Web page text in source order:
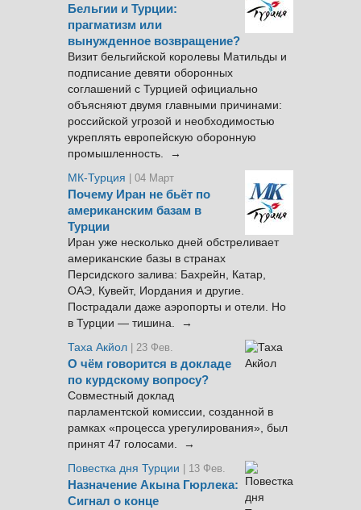
Бельгии и Турции:
прагматизм или
вынужденное возвращение?
Визит бельгийской королевы Матильды и
подписание девяти оборонных
соглашений с Турцией официально
объясняют двумя главными причинами:
российской угрозой и необходимостью
укреплять европейскую оборонную
промышленность. →
МК-Турция
| 04 Март
Почему Иран не бьёт по
американским базам в
Турции
Иран уже несколько дней обстреливает
американские базы в странах
Персидского залива: Бахрейн, Катар,
ОАЭ, Кувейт, Иордания и другие.
Пострадали даже аэропорты и отели. Но
в Турции — тишина. →
Таха Акйол | 23 Фев.
О чём говорится в докладе
по курдскому вопросу?
Совместный доклад
парламентской комиссии, созданной в
рамках «процесса урегулирования», был
принят 47 голосами. →
Повестка дня Турции
| 13 Фев.
Назначение Акына Гюрлека:
Сигнал о конце